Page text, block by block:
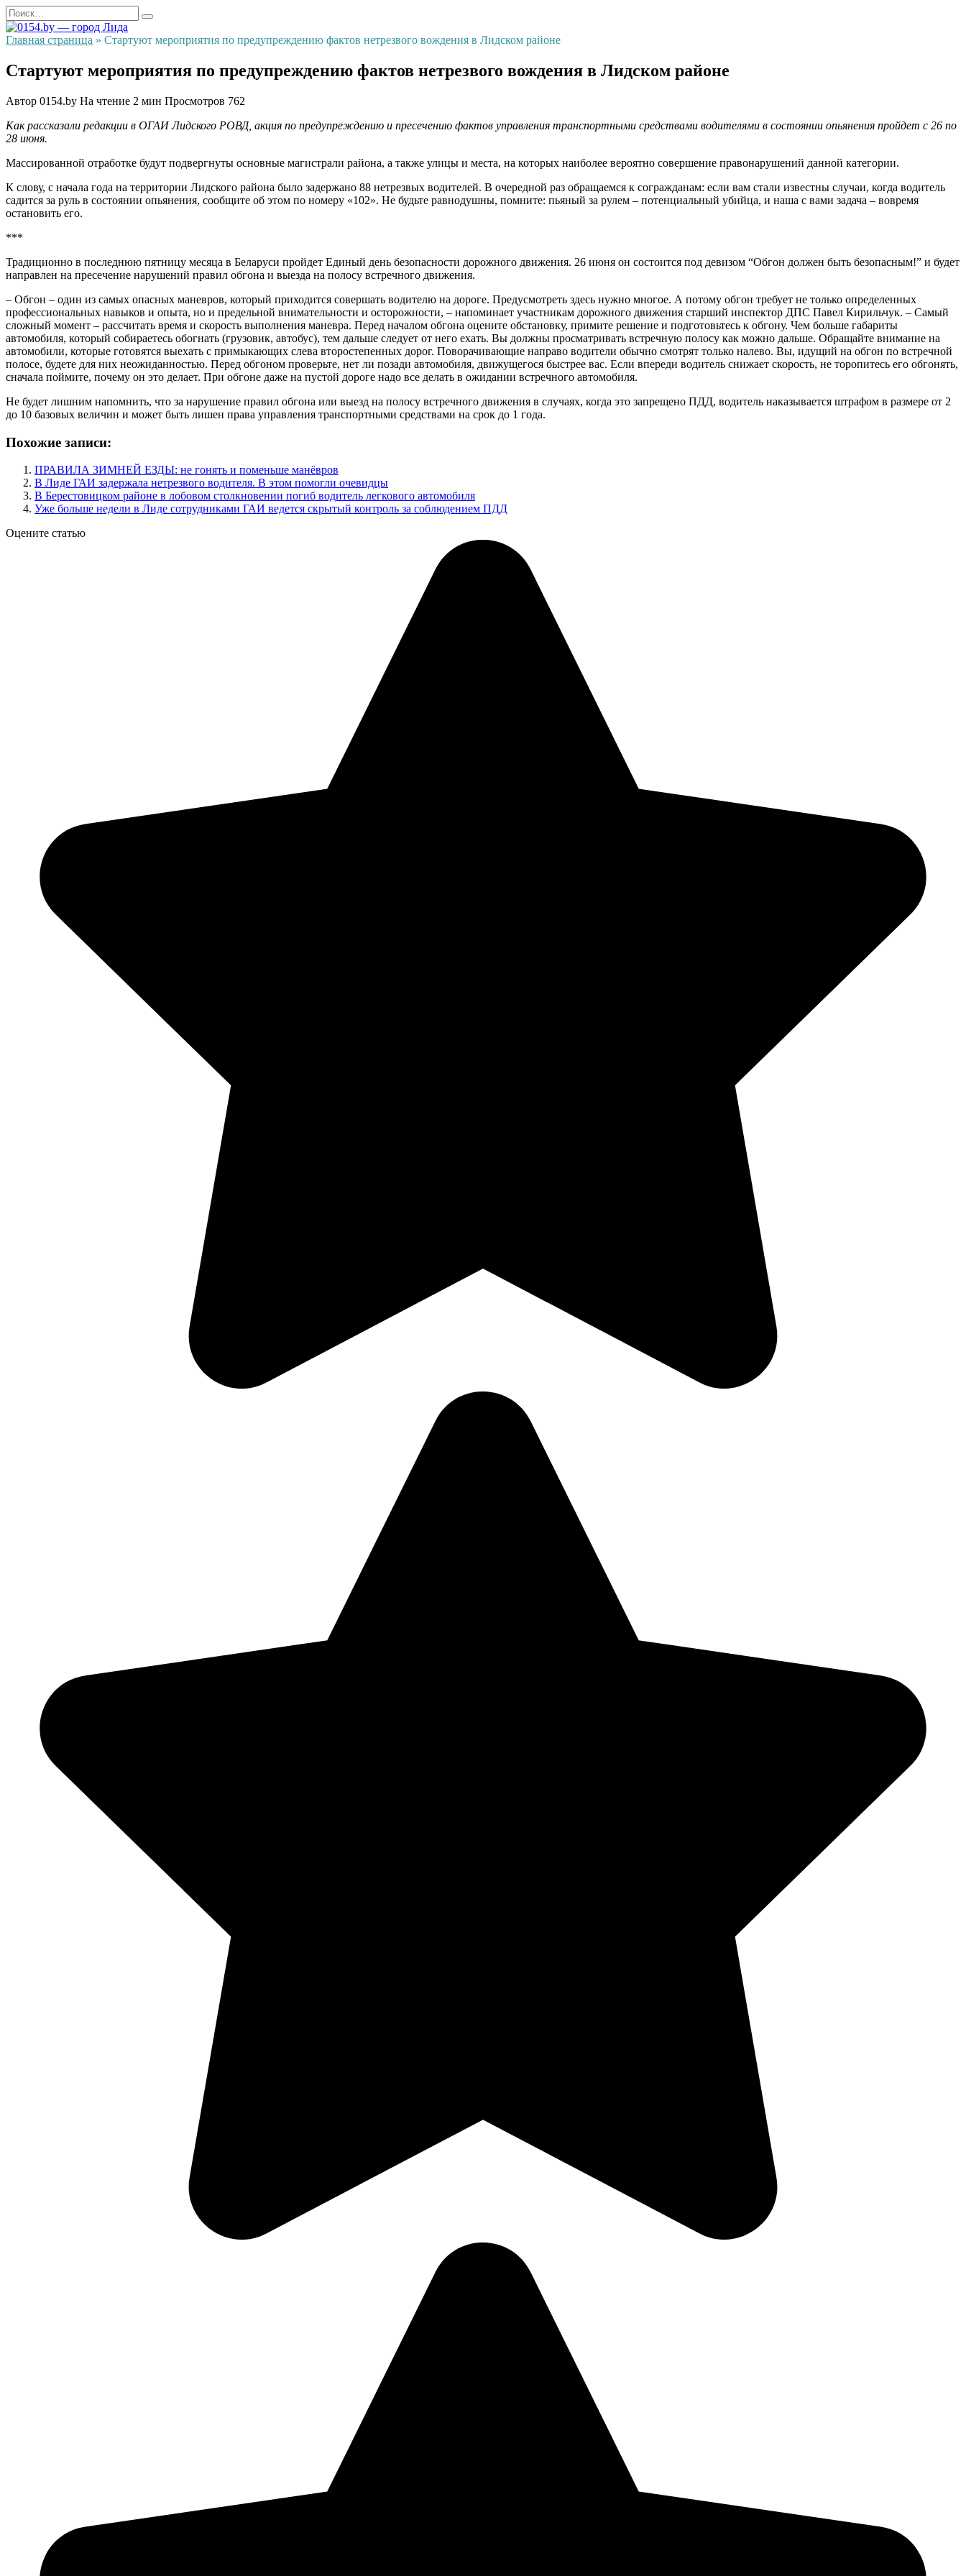
Перейти
к
содержанию
Search
for:
Главная страница » Cтартуют мероприятия по предупреждению фактов нетрезвого вождения в Лидском районе
Cтартуют мероприятия по предупреждению фактов нетрезвого вождения в Лидском районе
Автор 0154.by На чтение 2 мин Просмотров 762
Как рассказали редакции в ОГАИ Лидского РОВД, акция по предупреждению и пресечению фактов управления транспортными средствами водителями в состоянии опьянения пройдет с 26 по
28 июня.
Массированной отработке будут подвергнуты основные магистрали района, а также улицы и места, на которых наиболее вероятно совершение правонарушений данной категории.
К слову, с начала года на территории Лидского района было задержано 88 нетрезвых водителей. В очередной раз обращаемся к согражданам: если вам стали известны случаи, когда водитель
садится за руль в состоянии опьянения, сообщите об этом по номеру «102». Не будьте равнодушны, помните: пьяный за рулем – потенциальный убийца, и наша с вами задача – вовремя
остановить его.
***
Традиционно в последнюю пятницу месяца в Беларуси пройдет Единый день безопасности дорожного движения. 26 июня он состоится под девизом “Обгон должен быть безопасным!” и будет
направлен на пресечение нарушений правил обгона и выезда на полосу встречного движения.
– Обгон – один из самых опасных маневров, который приходится совершать водителю на дороге. Предусмотреть здесь нужно многое. А потому обгон требует не только определенных
профессиональных навыков и опыта, но и предельной внимательности и осторожности, – напоминает участникам дорожного движения старший инспектор ДПС Павел Кирильчук. – Самый
сложный момент – рассчитать время и скорость выполнения маневра. Перед началом обгона оцените обстановку, примите решение и подготовьтесь к обгону. Чем больше габариты
автомобиля, который собираетесь обогнать (грузовик, автобус), тем дальше следует от него ехать. Вы должны просматривать встречную полосу как можно дальше. Обращайте внимание на
автомобили, которые готовятся выехать с примыкающих слева второстепенных дорог. Поворачивающие направо водители обычно смотрят только налево. Вы, идущий на обгон по встречной
полосе, будете для них неожиданностью. Перед обгоном проверьте, нет ли позади автомобиля, движущегося быстрее вас. Если впереди водитель снижает скорость, не торопитесь его обгонять,
сначала поймите, почему он это делает. При обгоне даже на пустой дороге надо все делать в ожидании встречного автомобиля.
Не будет лишним напомнить, что за нарушение правил обгона или выезд на полосу встречного движения в случаях, когда это запрещено ПДД, водитель наказывается штрафом в размере от 2
до 10 базовых величин и может быть лишен права управления транспортными средствами на срок до 1 года.
Похожие записи:
ПРАВИЛА ЗИМНЕЙ ЕЗДЫ: не гонять и поменьше манёвров
В Лиде ГАИ задержала нетрезвого водителя. В этом помогли очевидцы
В Берестовицком районе в лобовом столкновении погиб водитель легкового автомобиля
Уже больше недели в Лиде сотрудниками ГАИ ведется скрытый контроль за соблюдением ПДД
Оцените статью